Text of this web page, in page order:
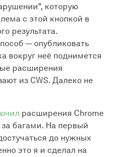
которую
с этой кнопкой в
результата.
— опубликовать
вокруг неё поднимется
расширения
из CWS. Далеко не
расширения Chrome
багами. На первый
до нужных
это я и сделал на